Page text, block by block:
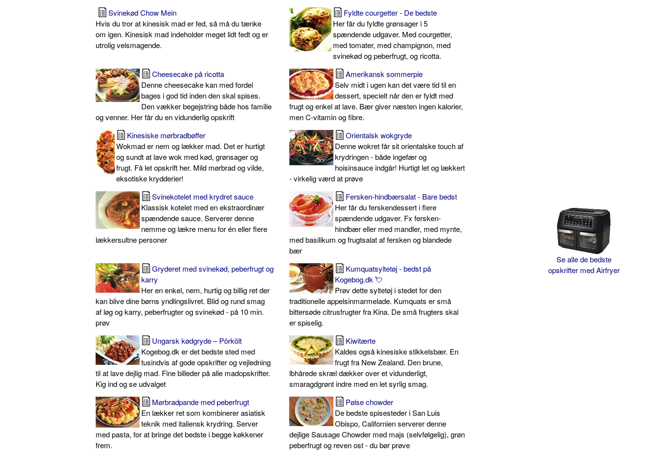
Svinekød Chow Mein
Hvis du tror at kinesisk mad er fed, så må du tænke
om igen. Kinesisk mad indeholder meget lidt fedt og er
utrolig velsmagende.
Fyldte courgetter - De bedste
Her får du fyldte grønsager i 5
spændende udgaver. Med courgetter,
med tomater, med champignon, med
svinekød og peberfrugt, og ricotta.
Cheesecake på ricotta
Denne cheesecake kan med fordel
bages i god tid inden den skal spises.
Den vækker begejstring både hos familie
og venner. Her får du en vidunderlig opskrift
Amerikansk sommerpie
Selv midt i ugen kan det være tid til en
dessert, specielt når den er fyldt med
frugt og enkel at lave. Bær giver næsten ingen kalorier,
men C-vitamin og fibre.
Kinesiske mørbradbøffer
Wokmad er nem og lækker mad. Det er hurtigt
og sundt at lave wok med kød, grønsager og
frugt. Få let opskrift her. Mild mørbrad og vilde,
eksotiske krydderier!
Orientalsk wokgryde
Denne wokret får sit orientalske touch af
krydringen - både ingefær og
hoisinsauce indgår! Hurtigt let og lækkert
- virkelig værd at prøve
Svinekotelet med krydret sauce
Klassisk kotelet med en ekstraordinær
spændende sauce. Serverer denne
nemme og lækre menu for én eller flere
lækkersultne personer
Fersken-hindbærsalat - Bare bedst
Her får du ferskendessert i flere
spændende udgaver. Fx fersken-
hindbær eller med mandler, med mynte,
med basilikum og frugtsalat af fersken og blandede
bær
Gryderet med svinekød, peberfrugt og
karry
Her en enkel, nem, hurtig og billig ret der
kan blive dine børns yndlingslivret. Blid og rund smag
af løg og karry, peberfrugter og svinekød - på 10 min.
prøv
Kumquatsyltetøj - bedst på
Kogebog.dk 💘
Prøv dette syltetøj i stedet for den
traditionelle appelsinmarmelade. Kumquats er små
bittersøde citrusfrugter fra Kina. De små frugters skal
er spiselig.
Ungarsk kødgryde – Pörkölt
Kogebog.dk er det bedste sted med
tusindvis af gode opskrifter og vejledning
til at lave dejlig mad. Fine billeder på alle madopskrifter.
Kig ind og se udvalget
Kiwitærte
Kaldes også kinesiske stikkelsbær. En
frugt fra New Zealand. Den brune,
lbhårede skræl dækker over et vidunderligt,
smaragdgrønt indre med en let syrlig smag.
Mørbradpande med peberfrugt
En lækker ret som kombinerer asiatisk
teknik med italiensk krydring. Server
med pasta, for at bringe det bedste i begge køkkener
frem.
Pølse chowder
De bedste spisesteder i San Luis
Obispo, Californien serverer denne
dejlige Sausage Chowder med majs (selvfølgelig), grøn
peberfrugt og reven ost - du bør prøve
Se alle de bedste
opskrifter med Airfryer